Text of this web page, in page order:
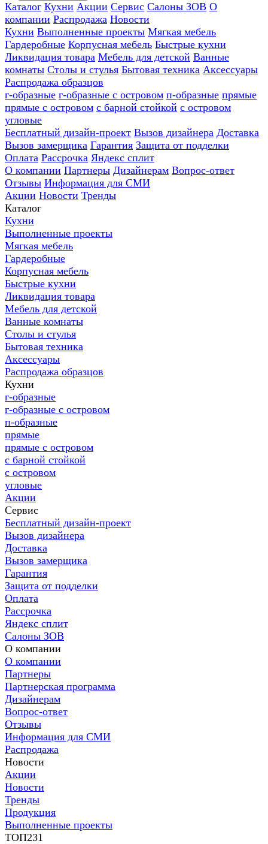
Каталог Кухни Акции Сервис Салоны ЗОВ О
компании Распродажа Новости
Кухни Выполненные проекты Мягкая мебель
Гардеробные Корпусная мебель Быстрые кухни
Ликвидация товара Мебель для детской Ванные
комнаты Столы и стулья Бытовая техника Аксессуары
Распродажа образцов
г-образные г-образные с островом п-образные прямые
прямые с островом с барной стойкой с островом
угловые
Бесплатный дизайн-проект Вызов дизайнера Доставка
Вызов замерщика Гарантия Защита от подделки
Оплата Рассрочка Яндекс сплит
О компании Партнеры Дизайнерам Вопрос-ответ
Отзывы Информация для СМИ
Акции Новости Тренды
Каталог
Кухни
Выполненные проекты
Мягкая мебель
Гардеробные
Корпусная мебель
Быстрые кухни
Ликвидация товара
Мебель для детской
Ванные комнаты
Столы и стулья
Бытовая техника
Аксессуары
Распродажа образцов
Кухни
г-образные
г-образные с островом
п-образные
прямые
прямые с островом
с барной стойкой
с островом
угловые
Акции
Сервис
Бесплатный дизайн-проект
Вызов дизайнера
Доставка
Вызов замерщика
Гарантия
Защита от подделки
Оплата
Рассрочка
Яндекс сплит
Салоны ЗОВ
О компании
О компании
Партнеры
Партнерская программа
Дизайнерам
Вопрос-ответ
Отзывы
Информация для СМИ
Распродажа
Новости
Акции
Новости
Тренды
Продукция
Выполненные проекты
ТОП231